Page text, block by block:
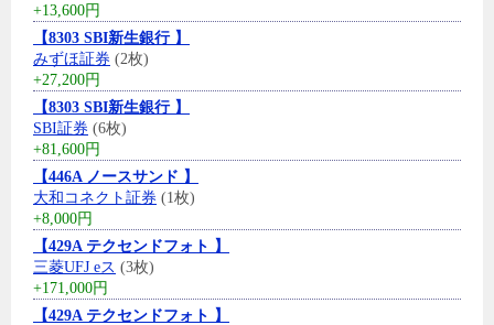
+13,600円
【8303 SBI新生銀行 】
みずほ証券 (2枚)
+27,200円
【8303 SBI新生銀行 】
SBI証券 (6枚)
+81,600円
【446A ノースサンド 】
大和コネクト証券 (1枚)
+8,000円
【429A テクセンドフォト 】
三菱UFJ eス (3枚)
+171,000円
【429A テクセンドフォト 】